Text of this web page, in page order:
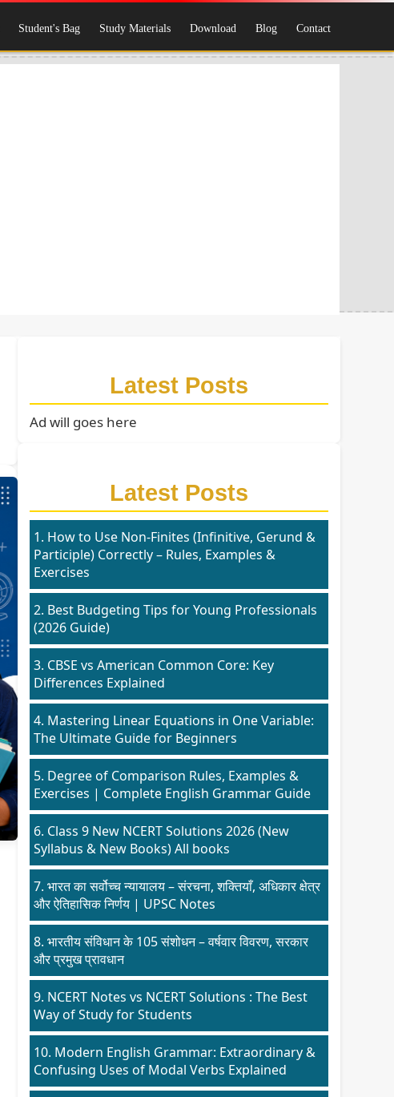
Student's Bag Study Materials Download Blog Contact
Latest Posts
Ad will goes here
Latest Posts
1. How to Use Non-Finites (Infinitive, Gerund &
Participle) Correctly – Rules, Examples &
Exercises
2. Best Budgeting Tips for Young Professionals
(2026 Guide)
3. CBSE vs American Common Core: Key
Differences Explained
4. Mastering Linear Equations in One Variable:
The Ultimate Guide for Beginners
5. Degree of Comparison Rules, Examples &
Exercises | Complete English Grammar Guide
6. Class 9 New NCERT Solutions 2026 (New
Syllabus & New Books) All books
7. भारत का सर्वोच्च न्यायालय – संरचना, शक्तियाँ, अधिकार क्षेत्र
और ऐतिहासिक निर्णय | UPSC Notes
8. भारतीय संविधान के 105 संशोधन – वर्षवार विवरण, सरकार
और प्रमुख प्रावधान
9. NCERT Notes vs NCERT Solutions : The Best
Way of Study for Students
10. Modern English Grammar: Extraordinary &
Confusing Uses of Modal Verbs Explained